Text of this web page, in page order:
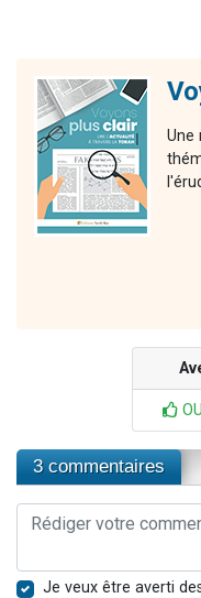
Une
OUI
3 commentaires
Je veux être averti